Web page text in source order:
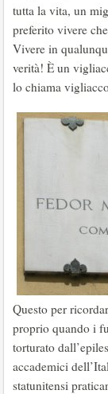
tutta la vita, un
preferito vivere
Vivere in
verità! È un
lo chiama
Questo per
proprio quando i
torturato
accademici
statunitensi